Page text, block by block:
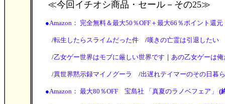
≪今回イチオシ商品・セール －その25≫
●Amazon： 完全無料＆最大50％OFF＋最大66％ポイント還
/転生したらスライムだった件 /嘆きの亡霊は引退したい
/乙女ゲー世界はモブに厳しい世界です ｜ あの乙女ゲーは
/異世界黙示録マイノグーラ /出遅れテイマーのその日暮
●Amazon： 最大80％OFF 宝島社 「真夏のラノベフェア」 (